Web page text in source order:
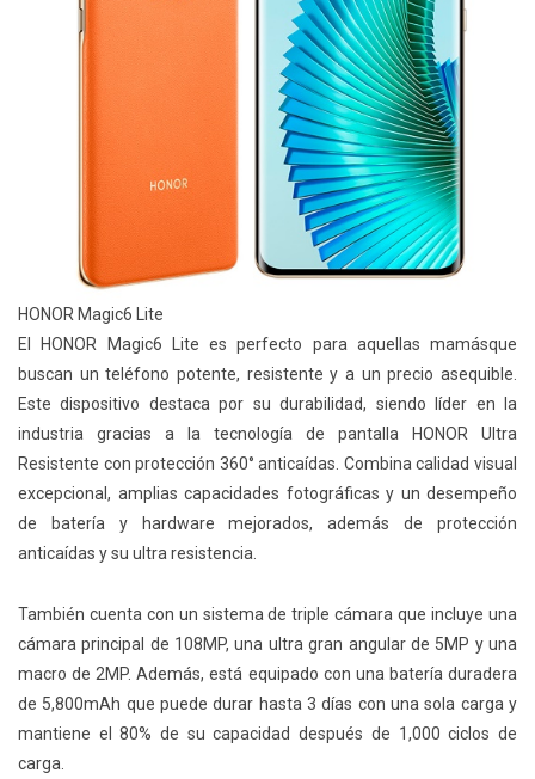
HONOR Magic6 Lite
El HONOR Magic6 Lite es perfecto para aquellas mamásque
buscan un teléfono potente, resistente y a un precio asequible.
Este dispositivo destaca por su durabilidad, siendo líder en la
industria gracias a la tecnología de pantalla HONOR Ultra
Resistente con protección 360° anticaídas. Combina calidad visual
excepcional, amplias capacidades fotográficas y un desempeño
de batería y hardware mejorados, además de protección
anticaídas y su ultra resistencia.
También cuenta con un sistema de triple cámara que incluye una
cámara principal de 108MP, una ultra gran angular de 5MP y una
macro de 2MP. Además, está equipado con una batería duradera
de 5,800mAh que puede durar hasta 3 días con una sola carga y
mantiene el 80% de su capacidad después de 1,000 ciclos de
carga.